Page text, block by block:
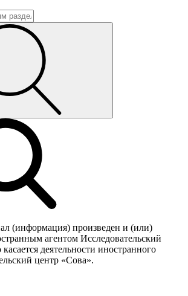
(информация) произведен и (или)
агентом Исследовательский
деятельности иностранного
центр «Сова».